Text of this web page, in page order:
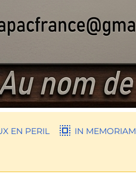
EN PERIL
IN MEMORIAM